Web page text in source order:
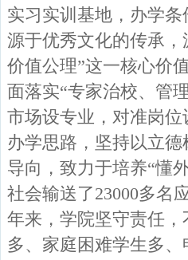
实习实训基地，办学
源于优秀文化的传承
价值公理”这一核心价
面落实“专家治校、管
市场设专业，对准岗
办学思路，坚持以立
导向，致力于培养“懂
社会输送了23000多名
年来，学院坚守责任
多、家庭困难学生多